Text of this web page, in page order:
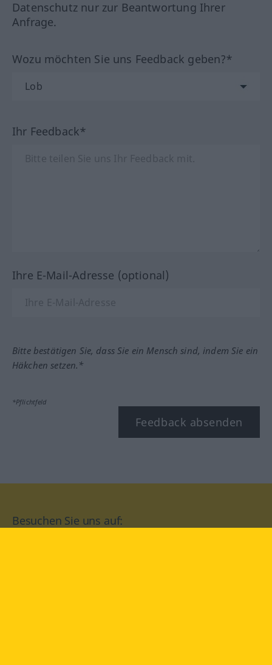
Datenschutz nur zur Beantwortung Ihrer
Anfrage.
Wozu möchten Sie uns Feedback geben?*
Ihr Feedback*
Ihre E-Mail-Adresse (optional)
Bitte bestätigen Sie, dass Sie ein Mensch sind, indem Sie ein
Häkchen setzen.*
*Pflichtfeld
Feedback absenden
Besuchen Sie uns auf: